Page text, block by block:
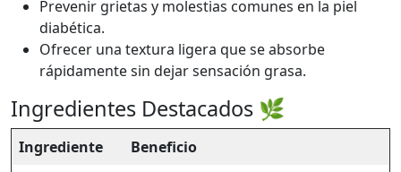
Prevenir grietas y molestias comunes en la piel
diabética.
Ofrecer una textura ligera que se absorbe
rápidamente sin dejar sensación grasa.
Ingredientes Destacados 🌿
Ingrediente Beneficio